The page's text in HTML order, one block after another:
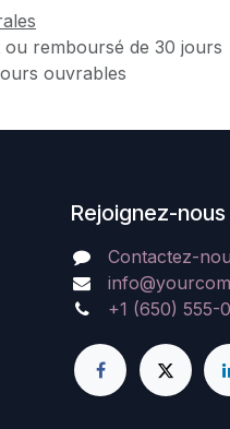
ou remboursé de 30 jours
ouvrables
Rejoignez-nous
Contactez-
+1 (650) 555-